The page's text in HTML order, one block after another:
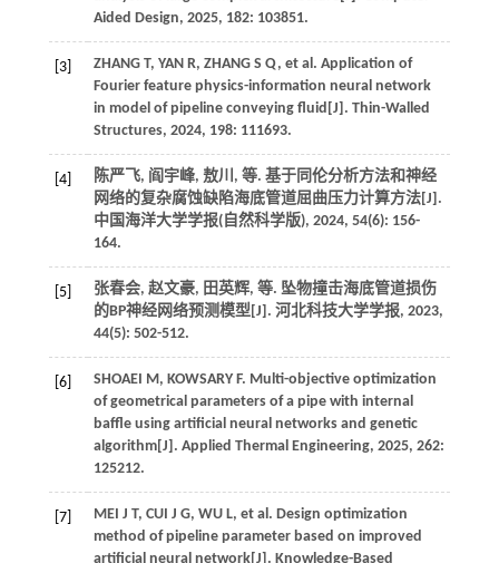
Aided Design, 2025, 182: 103851.
[3] ZHANG T, YAN R, ZHANG S Q, et al. Application of
Fourier feature physics-information neural network
in model of pipeline conveying fluid[J]. Thin-Walled
Structures, 2024, 198: 111693.
[4] 陈严飞, 阎宇峰, 敖川, 等. 基于同伦分析方法和神经
网络的复杂腐蚀缺陷海底管道屈曲压力计算方法[J].
中国海洋大学学报(自然科学版), 2024, 54(6): 156-
164.
[5] 张春会, 赵文豪, 田英辉, 等. 坠物撞击海底管道损伤
的BP神经网络预测模型[J]. 河北科技大学学报, 2023,
44(5): 502-512.
[6] SHOAEI M, KOWSARY F. Multi-objective optimization
of geometrical parameters of a pipe with internal
baffle using artificial neural networks and genetic
algorithm[J]. Applied Thermal Engineering, 2025, 262:
125212.
[7] MEI J T, CUI J G, WU L, et al. Design optimization
method of pipeline parameter based on improved
artificial neural network[J]. Knowledge-Based